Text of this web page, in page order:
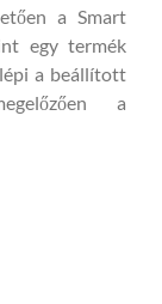
a Smart
egy termék
a beállított
a